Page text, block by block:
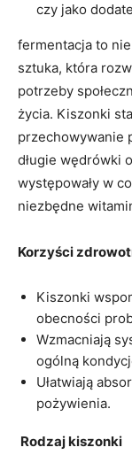
‍czy jako
fermentacja to
sztuka, która‍
potrzeby
życia. ‌Kiszonki
przechowywanie⁤
długie wędrówki
występowały w
niezbędne
Korzyści⁢
Kiszonki
obecności
Wzmacniają
ogólną
Ułatwiają
pożywienia.
Rodzaj kiszonki